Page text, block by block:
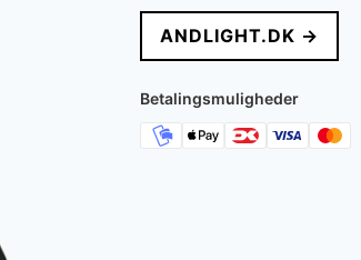
pris
var:
16.999 kr..
ANDLIGHT.DK →
Betalingsmuligheder